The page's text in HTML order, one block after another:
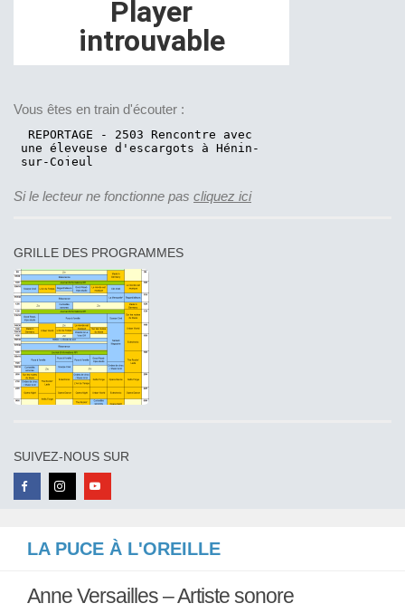
LA PUCE À L'OREILLE
Anne Versailles – Artiste sonore
Vous êtes en train d'écouter :
Si le lecteur ne fonctionne pas cliquez ici
GRILLE DES PROGRAMMES
SUIVEZ-NOUS SUR